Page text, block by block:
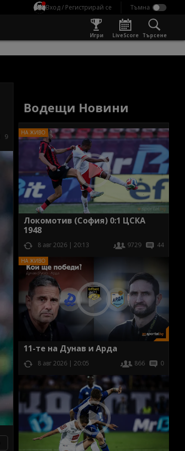
Вход / Регистрирай се
Игри LiveScore Търсене
9
Водещи Новини
Локомотив (София) 0:1 ЦСКА
1948
8 авг 2026 | 20:13 9729 44
11-те на Дунав и Арда
8 авг 2026 | 20:05 866 0